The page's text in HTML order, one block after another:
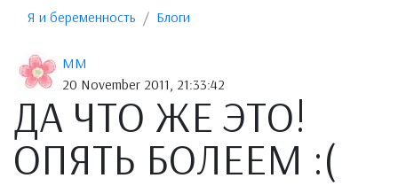
Я и беременность Блоги
MM
20 November 2011, 21:33:42
ДА ЧТО ЖЕ ЭТО!
ОПЯТЬ БОЛЕЕМ :(